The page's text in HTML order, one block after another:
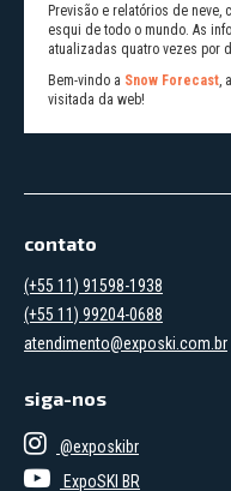
Previsão e relatórios de neve,
esqui de todo o mundo. As
atualizadas quatro vezes por
Bem-vindo a Snow Forecast
visitada da web!
contato
(+55 11) 91598-1938
(+55 11) 99204-0688
atendimento@exposki.com.br
siga-nos
@exposkibr
ExpoSKI BR